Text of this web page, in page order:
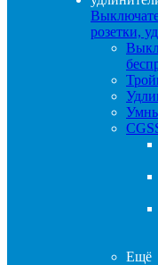
розетки,
Ещё